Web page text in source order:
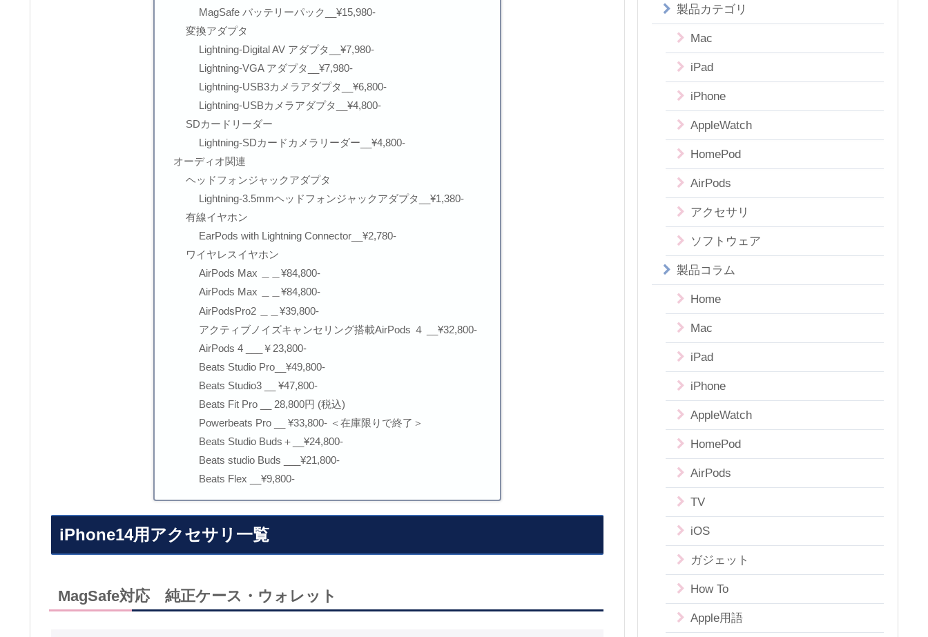
MagSafe バッテリーパック__¥15,980-
変換アダプタ
Lightning-Digital AV アダプタ__¥7,980-
Lightning-VGA アダプタ__¥7,980-
Lightning-USB3カメラアダプタ__¥6,800-
Lightning-USBカメラアダプタ__¥4,800-
SDカードリーダー
Lightning-SDカードカメラリーダー__¥4,800-
オーディオ関連
ヘッドフォンジャックアダプタ
Lightning-3.5mmヘッドフォンジャックアダプタ__¥1,380-
有線イヤホン
EarPods with Lightning Connector__¥2,780-
ワイヤレスイヤホン
AirPods Max ＿＿¥84,800-
AirPods Max ＿＿¥84,800-
AirPodsPro2 ＿＿¥39,800-
アクティブノイズキャンセリング搭載AirPods ４ __¥32,800-
AirPods 4 ___￥23,800-
Beats Studio Pro__¥49,800-
Beats Studio3 __ ¥47,800-
Beats Fit Pro __ 28,800円 (税込)
Powerbeats Pro __ ¥33,800- ＜在庫限りで終了＞
Beats Studio Buds＋__¥24,800-
Beats studio Buds ___¥21,800-
Beats Flex __¥9,800-
iPhone14用アクセサリ一覧
MagSafe対応 純正ケース・ウォレット
製品カテゴリ
Mac
iPad
iPhone
AppleWatch
HomePod
AirPods
アクセサリ
ソフトウェア
製品コラム
Home
Mac
iPad
iPhone
AppleWatch
HomePod
AirPods
TV
iOS
ガジェット
How To
Apple用語